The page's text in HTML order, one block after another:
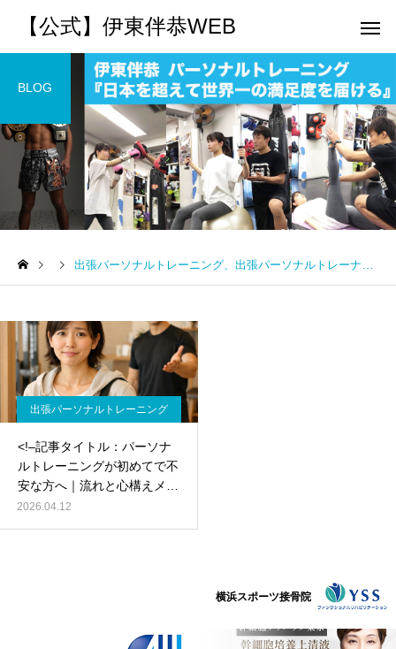
【公式】伊東伴恭WEB
トレーナーとして 個別トレー
パーソナルトレーニ
ング
キックボクシングで本当に
が消費カロリーと週の回数
で答えます
パーソナルトレーニ
パーソナルトレーナー
BLOG
出張パーソナルトレーニング、出張パーソナルトレーナー、東京、キックボクシング、ペアストレッチ、筋トレ
出張パーソナルトレーニング
<!–記事タイトル：パーソナ
ルトレーニングが初めてで不
安な方へ｜流れと心構えメタ
ディスクリプション：パーソ
ら始めてみませんか？
2026.04.12
横浜スポーツ接骨院